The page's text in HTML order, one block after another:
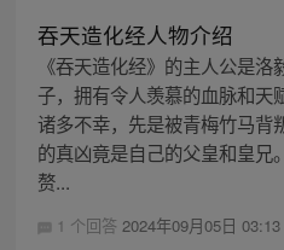
吞天造化经人物介绍
《吞天造化经》的主人公是
子，拥有令人羡慕的血脉和天
诸多不幸，先是被青梅竹马背
的真凶竟是自己的父皇和皇兄
赘...
1 个回答 2024年09月05日 03:13